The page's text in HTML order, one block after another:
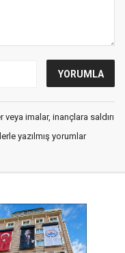
imalar, inançlara saldırı
yazılmış yorumlar